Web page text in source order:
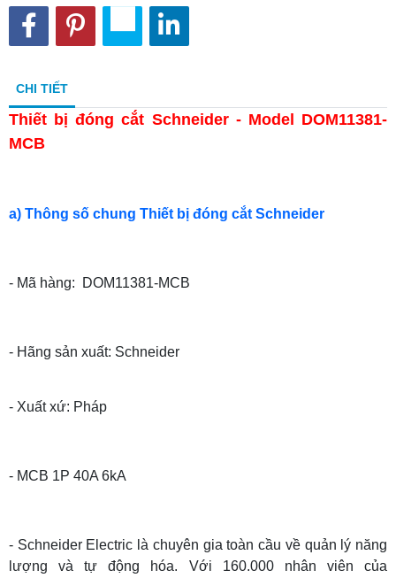
CHI TIẾT
Thiết bị đóng cắt Schneider - Model DOM11381-
MCB
a) Thông số chung Thiết bị đóng cắt Schneider
- Mã hàng: DOM11381-MCB
- Hãng sản xuất: Schneider
- Xuất xứ: Pháp
- MCB 1P 40A 6kA
- Schneider Electric là chuyên gia toàn cầu về quản lý năng
lượng và tự động hóa. Với 160.000 nhân viên của